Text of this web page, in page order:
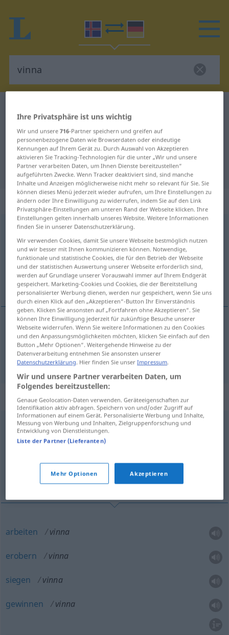
Isländisch-Deutsch Übersetzung
für "vinna"
"vinna" Deutsch Übersetzung
„vinna“: Femininum
vinnaf <-u >
Übersicht aller Übersetzungen
(Für mehr Details die Übersetzung anklicken/antippen)
Arbeit, Beruf
Arbeitf vinna
Berufm vinna
„vinna“: Verb
vinnav
Übersicht aller Übersetzungen
arbeiten, erobern, siegen, gewinnen
arbeiten vinna
erobern vinna
siegen vinna
gewinnen vinna
Ihre Privatsphäre ist uns wichtig
Wir und unsere716-Partner speichern und greifen auf
personenbezogene Daten wie Browserdaten oder eindeutige
Kennungen auf Ihrem Gerät zu. Durch Auswahl von Akzeptieren
aktivieren Sie Tracking-Technologien für die unter „Wir und unsere
Partner verarbeiten Daten, um Ihnen Dienste bereitzustellen“
aufgeführten Zwecke. Wenn Tracker deaktiviert sind, sind manche
Inhalte und Anzeigen möglicherweise nicht mehr so relevant für Sie. Sie
können dieses Menü jederzeit wieder aufrufen, um Ihre Einstellungen zu
ändern oder Ihre Einwilligung zu widerrufen, indem Sie auf den Link
Privatsphäre-Einstellungen am unteren Rand der Webseite klicken. Ihre
Einstellungen gelten innerhalb unseres Website. Weitere Informationen
finden Sie in unserer Datenschutzerklärung.
Wir verwenden Cookies, damit Sie unsere Webseite bestmöglich nutzen
und wir besser mit Ihnen kommunizieren können. Notwendige,
funktionale und statistische Cookies, die für den Betrieb der Webseite
und der statistischen Auswertung unserer Webseite erforderlich sind,
werden auf Grundlage unserer Vorauswahl immer auf Ihrem Endgerät
gespeichert. Marketing-Cookies und Cookies, die der Bereitstellung
personalisierter Werbung dienen, werden nur gespeichert, wenn Sie uns
durch einen Klick auf den „Akzeptieren“-Button Ihr Einverständnis
geben. Klicken Sie ansonsten auf „Fortfahren ohne Akzeptieren“. Sie
können Ihre Einwilligung jederzeit für zukünftige Besuche unserer
Webseite widerrufen. Wenn Sie weitere Informationen zu den Cookies
und den Anpassungsmöglichkeiten möchten, klicken Sie einfach auf den
Button „Mehr Optionen“. Weitergehende Hinweise zu der
Datenverarbeitung entnehmen Sie ansonsten unserer
Datenschutzerklärung. Hier finden Sie unserImpressum.
Wir und unsere Partner verarbeiten Daten, um
Folgendes bereitzustellen:
Genaue Geolocation-Daten verwenden. Geräteeigenschaften zur
Identifikation aktiv abfragen. Speichern von und/oder Zugriff auf
Informationen auf einem Gerät. Personalisierte Werbung und Inhalte,
Messung von Werbung und Inhalten, Zielgruppenforschung und
Entwicklung von Dienstleistungen.
Liste der Partner (Lieferanten)
Mehr Optionen Akzeptieren